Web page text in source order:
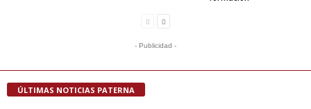
- Publicidad -
ÚLTIMAS NOTICIAS PATERNA